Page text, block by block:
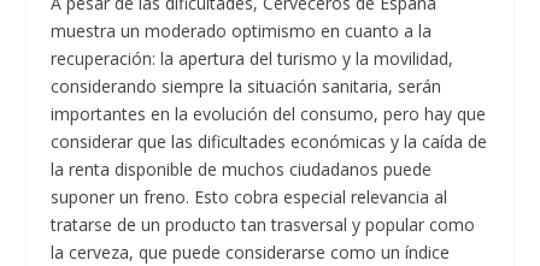
muestra un moderado optimismo en cuanto a la
recuperación: la apertura del turismo y la movilidad,
considerando siempre la situación sanitaria, serán
importantes en la evolución del consumo, pero hay que
considerar que las dificultades económicas y la caída de
la renta disponible de muchos ciudadanos puede
suponer un freno. Esto cobra especial relevancia al
tratarse de un producto tan trasversal y popular como
la cerveza, que puede considerarse como un índice